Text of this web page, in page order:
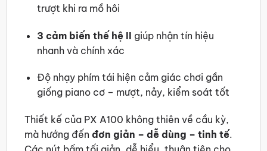
trượt khi ra mồ hôi
3 cảm biến thế hệ II giúp nhận tín hiệu
nhanh và chính xác
Độ nhạy phím tái hiện cảm giác chơi gần
giống piano cơ – mượt, nảy, kiểm soát tốt
Thiết kế của PX A100 không thiên về cầu kỳ,
mà hướng đến đơn giản – dễ dùng – tinh tế.